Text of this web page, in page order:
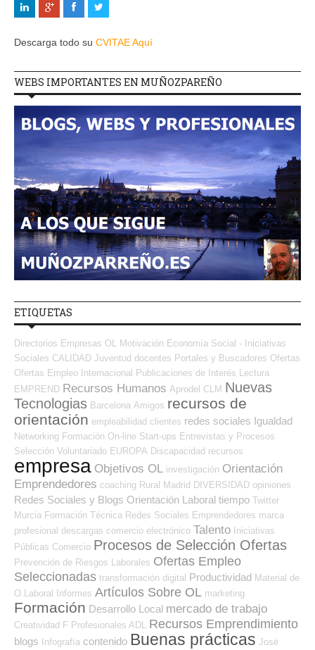
Descarga todo su CVITAE Aquí
WEBS IMPORTANTES EN MUÑOZPAREÑO
ETIQUETAS
Directorios Empresas OL Motivación Economía Social - Iniciativas
Sociales CALIDAD Juventud docentes Portales y Buscadores Ofertas
Ofertas Empleo Internacional Publicaciones de Interés Lectura
EMPREND Recursos Humanos Aprodel CLM Nuevas
Tecnologias Barcelona Amigos recursos de
orientación empleabilidad clientes redes sociales Igualdad
Networking Formación On-line Start-ups Entrevistas y Procesos
Selección Voluntariado EUROPA Discapacidad recursos
empresa Objetivos OL investigación Orientación
Emprendedores coaching Rural Madrid DIVERSIDAD opiniones
Redes Sociales y Blogs Orientación Laboral tiempo Twitter
Murcia Formación Técnica Redes Sociales Emprendedores marca
profesional descargas comercio electrónico Talento Iniciativas
Públicas Comercio Procesos de Selección Ofertas
Prevención de Riesgos Laborales Ofertas Empleo
Seleccionadas transformación digital Productividad Material de
O.Laboral
Informes Artículos Sobre OL marketing
Formación Desarrollo Local mercado de trabajo
Creatividad F Profesionales ADL Recursos Emprendimiento
blogs Infografía contenido Buenas prácticas José